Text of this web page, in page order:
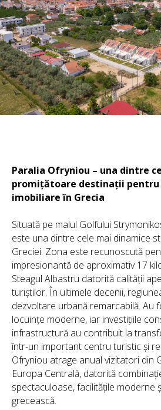
Paralia Ofryniou – una dintre
promițătoare destinații
imobiliare în Grecia
Situată pe malul Golfului
este una dintre cele mai dinamice
Greciei. Zona este recunoscută
impresionantă de aproximativ 17
Steagul Albastru datorită calității
turiștilor. În ultimele decenii,
dezvoltare urbană remarcabilă. Au
locuințe moderne, iar investițiile
infrastructură au contribuit la
într-un important centru turistic și
Ofryniou atrage anual vizitatori din
Europa Centrală, datorită
spectaculoase, facilitățile moderne
grecească.